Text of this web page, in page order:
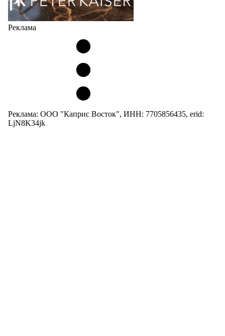
Реклама
Реклама: ООО "Каприс Восток", ИНН: 7705856435, erid:
LjN8K34jk